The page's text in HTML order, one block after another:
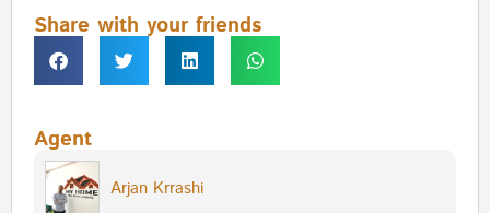
Share with your friends
Agent
Arjan Krrashi